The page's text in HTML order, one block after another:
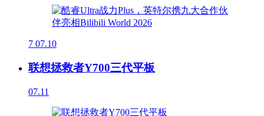
7 07.10
联想拯救者Y700三代平板
07.11